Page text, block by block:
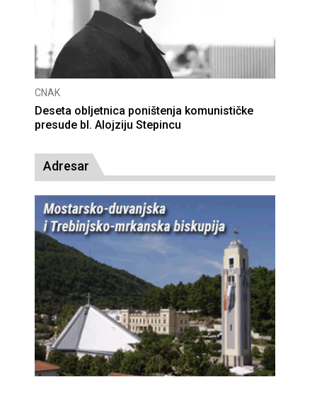
CNAK
Deseta obljetnica poništenja komunističke
presude bl. Alojziju Stepincu
Adresar